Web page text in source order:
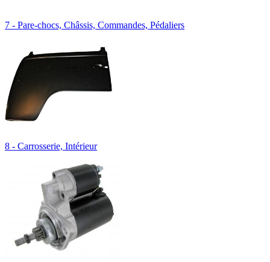
7 - Pare-chocs, Châssis, Commandes, Pédaliers
8 - Carrosserie, Intérieur